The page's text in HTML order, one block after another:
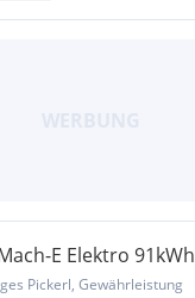
E Elektro 91kWh
Pickerl, Gewährleistung